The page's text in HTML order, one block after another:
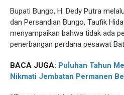
Bupati Bungo, H. Dedy Putra
dan Persandian Bungo, Taufik
menyampaikan bahwa tidak ada
penerbangan perdana pesawat
BACA JUGA: Puluhan Tahun
Nikmati Jembatan Permanen